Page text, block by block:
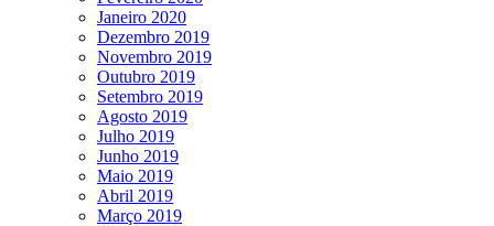
Janeiro 2020
Dezembro 2019
Novembro 2019
Outubro 2019
Setembro 2019
Agosto 2019
Julho 2019
Junho 2019
Maio 2019
Abril 2019
Março 2019